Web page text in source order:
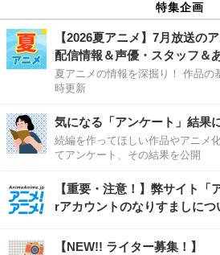
特集企画
【2026夏アニメ】7月放送の
配信情報＆声優・スタッフ＆
夏アニメの情報を深掘り！ 作品の
時更新
気になる「アンケート」結果
続編を作ってほしい作品やアニメ
てアンケート、その結果を公開
【重要・注意！】弊サイト
rアカウントのなりすましに
【NEW!! ライター募集！】